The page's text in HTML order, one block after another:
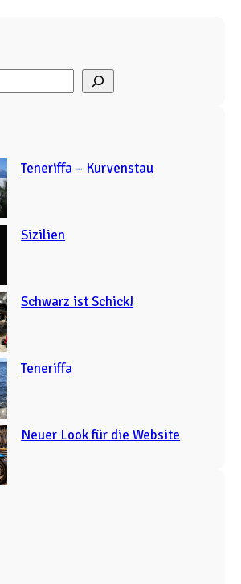
Teneriffa – Kurvenstau
Sizilien
Schwarz ist Schick!
Teneriffa
Neuer Look für die Website